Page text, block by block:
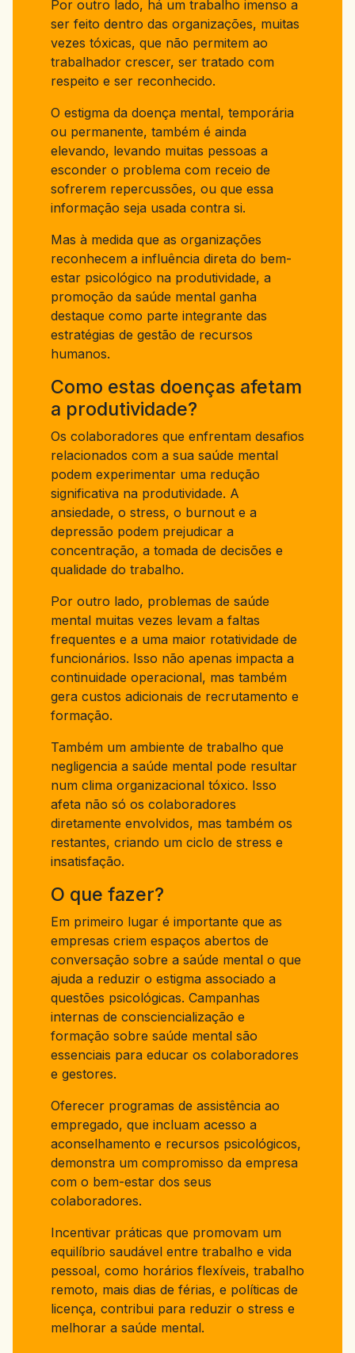
Por outro lado, há um trabalho imenso a
ser feito dentro das organizações, muitas
vezes tóxicas, que não permitem ao
trabalhador crescer, ser tratado com
respeito e ser reconhecido.
O estigma da doença mental, temporária
ou permanente, também é ainda
elevando, levando muitas pessoas a
esconder o problema com receio de
sofrerem repercussões, ou que essa
informação seja usada contra si.
Mas à medida que as organizações
reconhecem a influência direta do bem-
estar psicológico na produtividade, a
promoção da saúde mental ganha
destaque como parte integrante das
estratégias de gestão de recursos
humanos.
Como estas doenças afetam
a produtividade?
Os colaboradores que enfrentam desafios
relacionados com a sua saúde mental
podem experimentar uma redução
significativa na produtividade. A
ansiedade, o stress, o burnout e a
depressão podem prejudicar a
concentração, a tomada de decisões e
qualidade do trabalho.
Por outro lado, problemas de saúde
mental muitas vezes levam a faltas
frequentes e a uma maior rotatividade de
funcionários. Isso não apenas impacta a
continuidade operacional, mas também
gera custos adicionais de recrutamento e
formação.
Também um ambiente de trabalho que
negligencia a saúde mental pode resultar
num clima organizacional tóxico. Isso
afeta não só os colaboradores
diretamente envolvidos, mas também os
restantes, criando um ciclo de stress e
insatisfação.
O que fazer?
Em primeiro lugar é importante que as
empresas criem espaços abertos de
conversação sobre a saúde mental o que
ajuda a reduzir o estigma associado a
questões psicológicas. Campanhas
internas de consciencialização e
formação sobre saúde mental são
essenciais para educar os colaboradores
e gestores.
Oferecer programas de assistência ao
empregado, que incluam acesso a
aconselhamento e recursos psicológicos,
demonstra um compromisso da empresa
com o bem-estar dos seus
colaboradores.
Incentivar práticas que promovam um
equilíbrio saudável entre trabalho e vida
pessoal, como horários flexíveis, trabalho
remoto, mais dias de férias, e políticas de
licença, contribui para reduzir o stress e
melhorar a saúde mental.